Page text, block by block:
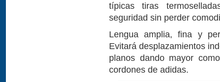
típicas tiras
seguridad sin perder
Lengua amplia, fina y
Evitará desplazamientos
planos dando mayor
cordones de adidas.